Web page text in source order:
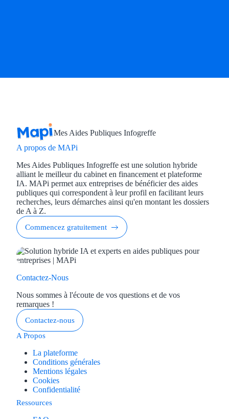
Mes Aides Publiques Infogreffe
A propos de MAPi
Mes Aides Publiques Infogreffe est une solution hybride
alliant le meilleur du cabinet en financement et plateforme
IA. MAPi permet aux entreprises de bénéficier des aides
publiques qui correspondent à leur profil en facilitant leurs
recherches, leurs démarches ainsi qu'en montant les dossiers
de A à Z.
Commencez gratuitement
Contactez-Nous
Nous sommes à l'écoute de vos questions et de vos
remarques !
Contactez-nous
A Propos
La plateforme
Conditions générales
Mentions légales
Cookies
Confidentialité
Ressources